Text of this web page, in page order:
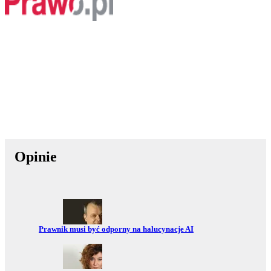
Opinie
Przejdź do:
Prawnik musi być odporny na halucynacje AI